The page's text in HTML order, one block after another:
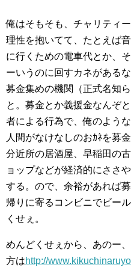
俺はそもそも、チャリティ
理性を抱いてて、たとえば
に行くための電車代とか、
ーいうのに回すカネがある
募金集めの機関（正式名知
と。募金とか義援金なんぞ
者による行為で、俺のよう
人間がなけなしのおｶﾈを募
分近所の居酒屋、早稲田の
ョップなどが経済的にささ
する。ので、余裕があれば
帰りに寄るコンビニでビー
くせぇ。
めんどくせぇから、あのー
方はhttp://